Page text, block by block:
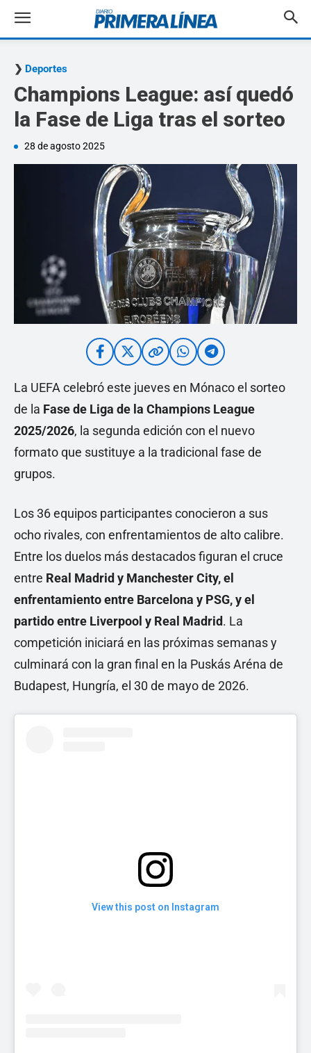
Deportes
Champions League: así quedó
la Fase de Liga tras el sorteo
28 de agosto 2025
La UEFA celebró este jueves en Mónaco el sorteo
de la Fase de Liga de la Champions League
2025/2026, la segunda edición con el nuevo
formato que sustituye a la tradicional fase de
grupos.
Los 36 equipos participantes conocieron a sus
ocho rivales, con enfrentamientos de alto calibre.
Entre los duelos más destacados figuran el cruce
entre Real Madrid y Manchester City, el
enfrentamiento entre Barcelona y PSG, y el
partido entre Liverpool y Real Madrid. La
competición iniciará en las próximas semanas y
culminará con la gran final en la Puskás Aréna de
Budapest, Hungría, el 30 de mayo de 2026.
View this post on Instagram